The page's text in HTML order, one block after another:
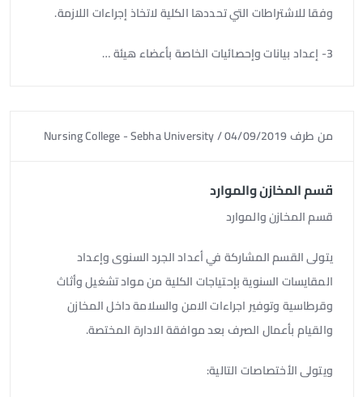
وفقا للاشتراطات التي تحددها الكلية لاتخاذ إجراءات اللازمة.
3- إعداد بيانات وإحصائيات الخاصة بأعضاء هيئة …
من طرف Nursing College - Sebha University/04/09/2019
قسم المخازن والموارد
قسم المخازن والموارد
يتولى القسم المشاركة في أعداد الجرد السنوى وإعداد
المقايسات السنوية بإحتياجات الكلية من مواد تشغيل وأثاث
وقرطاسية وتوفير اجراءات الامن والسلامة داخل المخازن
والقيام بأعمال الصرف بعد موافقة الادارة المختصة.
ويتولى الأختصاصات التالية: